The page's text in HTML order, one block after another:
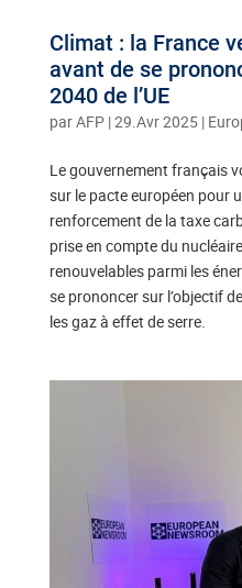
Climat : la France
avant de se
2040 de l’UE
parAFP|29.Avr 2025|
Le gouvernement français
sur le pacte européen pour
renforcement de la taxe
prise en compte du
renouvelables parmi les
se prononcer sur l’objectif
les gaz à effet de serre.